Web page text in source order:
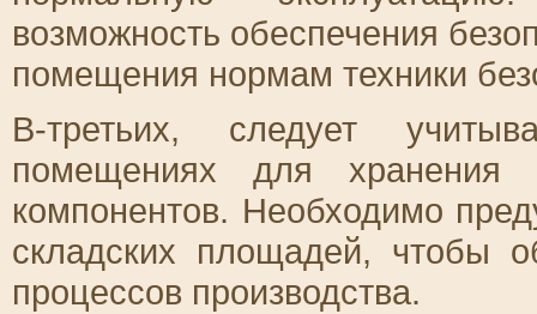
возможность обеспечения
помещения нормам техники
В-третьих, следует
помещениях для хранения
компонентов. Необходимо
складских площадей, чтобы
процессов производства.